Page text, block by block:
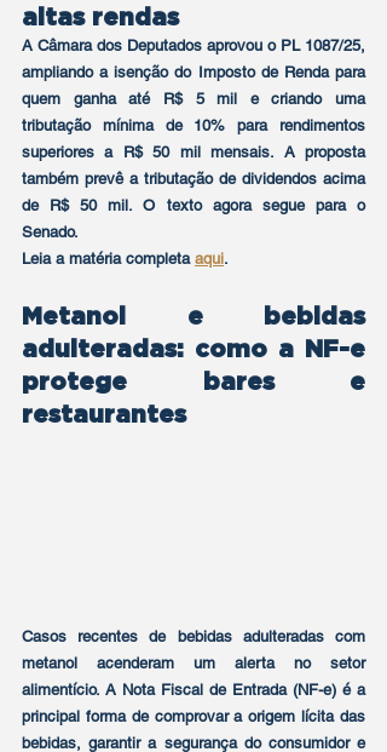
altas rendas
A Câmara dos Deputados aprovou o PL 1087/25,
ampliando a isenção do Imposto de Renda para
quem ganha até R$ 5 mil e criando uma
tributação mínima de 10% para rendimentos
superiores a R$ 50 mil mensais. A proposta
também prevê a tributação de dividendos acima
de R$ 50 mil. O texto agora segue para o
Senado.
Leia a matéria completa aqui.
Metanol e bebidas
adulteradas: como a NF-e
protege bares e
restaurantes
Casos recentes de bebidas adulteradas com
metanol acenderam um alerta no setor
alimentício. A Nota Fiscal de Entrada (NF-e) é a
principal forma de comprovar a origem lícita das
bebidas, garantir a segurança do consumidor e